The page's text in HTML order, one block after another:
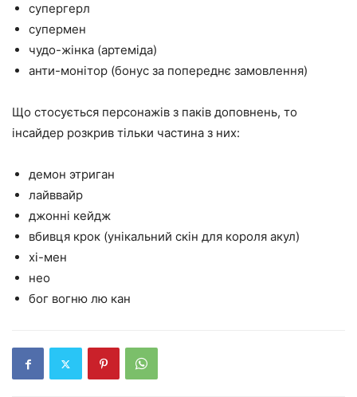
супергерл
супермен
чудо-жінка (артеміда)
анти-монітор (бонус за попереднє замовлення)
Що стосується персонажів з паків доповнень, то
інсайдер розкрив тільки частина з них:
демон этриган
лайввайр
джонні кейдж
вбивця крок (унікальний скін для короля акул)
хі-мен
нео
бог вогню лю кан